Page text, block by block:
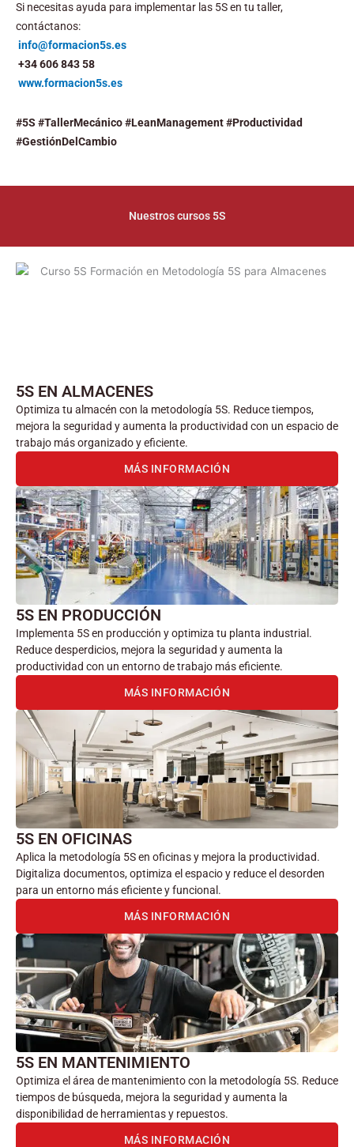
Si necesitas ayuda para implementar las 5S en tu taller,
contáctanos:
info@formacion5s.es
+34 606 843 58
www.formacion5s.es
#5S #TallerMecánico #LeanManagement #Productividad
#GestiónDelCambio
Nuestros cursos 5S
5S EN ALMACENES
Optimiza tu almacén con la metodología 5S. Reduce tiempos,
mejora la seguridad y aumenta la productividad con un espacio de
trabajo más organizado y eficiente.
MÁS INFORMACIÓN
5S EN PRODUCCIÓN
Implementa 5S en producción y optimiza tu planta industrial.
Reduce desperdicios, mejora la seguridad y aumenta la
productividad con un entorno de trabajo más eficiente.
MÁS INFORMACIÓN
5S EN OFICINAS
Aplica la metodología 5S en oficinas y mejora la productividad.
Digitaliza documentos, optimiza el espacio y reduce el desorden
para un entorno más eficiente y funcional.
MÁS INFORMACIÓN
5S EN MANTENIMIENTO
Optimiza el área de mantenimiento con la metodología 5S. Reduce
tiempos de búsqueda, mejora la seguridad y aumenta la
disponibilidad de herramientas y repuestos.
MÁS INFORMACIÓN